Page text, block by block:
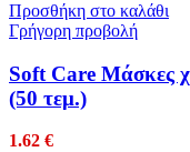
Προσθήκη στο καλάθι
Γρήγορη προβολή
Soft Care Μάσκες
(50 τεμ.)
1.62 €